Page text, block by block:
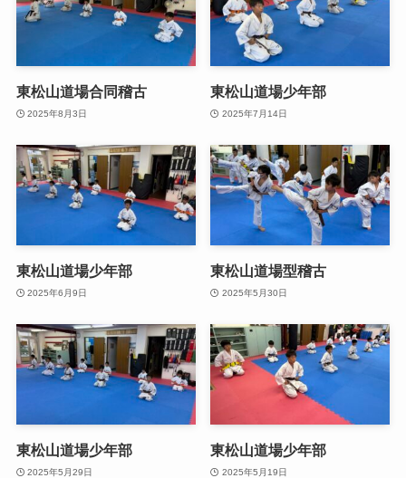
東松山道場合同稽古
2025年8月3日
東松山道場少年部
2025年7月14日
東松山道場少年部
2025年6月9日
東松山道場型稽古
2025年5月30日
東松山道場少年部
2025年5月29日
東松山道場少年部
2025年5月19日